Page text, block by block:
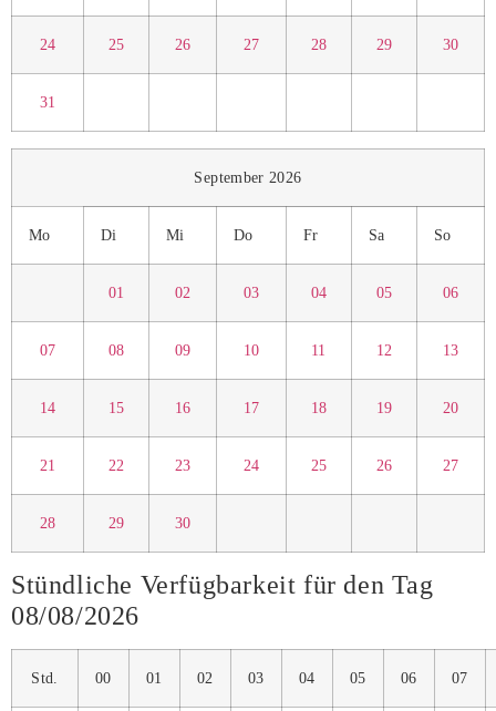
24 25 26 27 28 29 30
31
September 2026
Mo Di Mi Do Fr Sa So
01 02 03 04 05 06
07 08 09 10 11 12 13
14 15 16 17 18 19 20
21 22 23 24 25 26 27
28 29 30
Stündliche Verfügbarkeit für den Tag
08/08/2026
Std. 00 01 02 03 04 05 06 07